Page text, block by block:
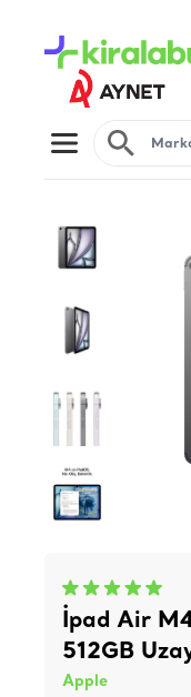
Open menu
İpad Air
512GB
Apple